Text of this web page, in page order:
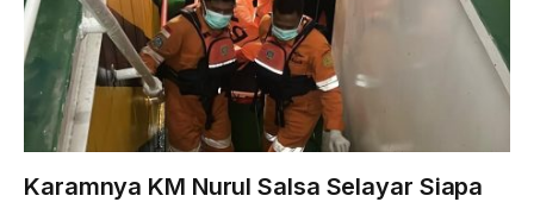
Karamnya KM Nurul Salsa Selayar Siapa